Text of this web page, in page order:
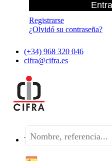
Registrarse
¿Olvidó su contraseña?
(+34) 968 320 046
cifra@cifra.es
Teléfono:(+34) 968 320 046